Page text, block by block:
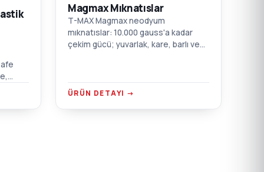
Magmax Mıknatıslar
T-MAX Magmax neodyum
mıknatıslar: 10.000 gauss'a kadar
çekim gücü; yuvarlak, kare, barlı ve
film için.
ÜRÜN DETAYI →